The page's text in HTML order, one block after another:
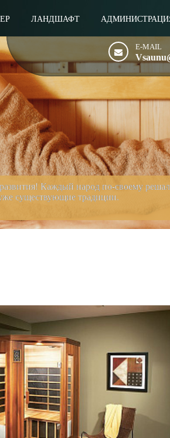
Каждый народ по-своему
существующие традиции.
E-MAIL
ЛАНДШАФТ